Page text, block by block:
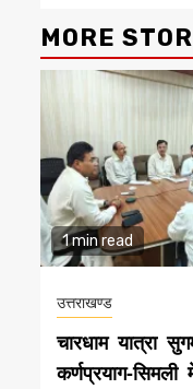
MORE
1 min read
उत्तराखण्ड
चारधाम यात्रा
कर्णप्रयाग-